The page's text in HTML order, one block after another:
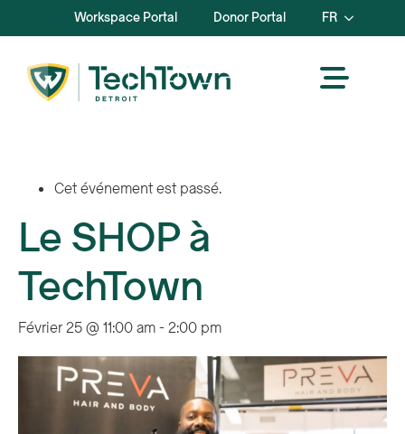
Workspace Portal Donor Portal FR
Cet événement est passé.
Le SHOP à
TechTown
Février 25 @ 11:00 am- 2:00 pm